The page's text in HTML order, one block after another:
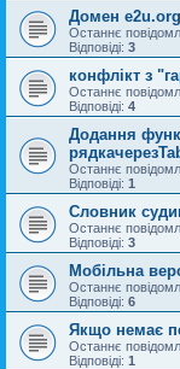
Домен
Останнє
Відповіді: 3
конфлікт з
Останнє
Відповіді: 4
Додання
Останнє
Відповіді: 1
Словник
Останнє
Відповіді: 3
Мобільна
Останнє
Відповіді: 6
Якщо немає
Останнє
Відповіді: 1